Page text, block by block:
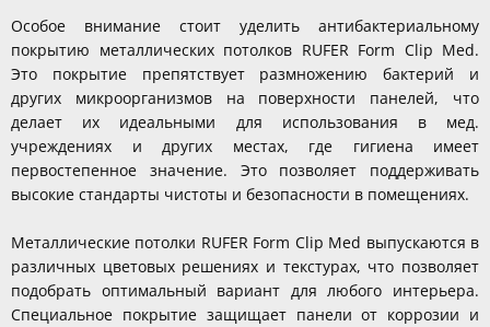
Особое внимание стоит уделить антибактериальному
покрытию металлических потолков RUFER Form Clip Med.
Это покрытие препятствует размножению бактерий и
других микроорганизмов на поверхности панелей, что
делает их идеальными для использования в мед.
учреждениях и других местах, где гигиена имеет
первостепенное значение. Это позволяет поддерживать
высокие стандарты чистоты и безопасности в помещениях.
Металлические потолки RUFER Form Clip Med выпускаются в
различных цветовых решениях и текстурах, что позволяет
подобрать оптимальный вариант для любого интерьера.
Специальное покрытие защищает панели от коррозии и